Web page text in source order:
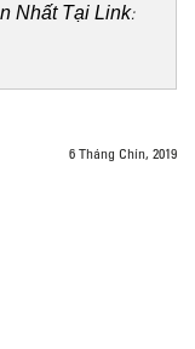
Nhất Tại Link:
6 Tháng Chín, 2019